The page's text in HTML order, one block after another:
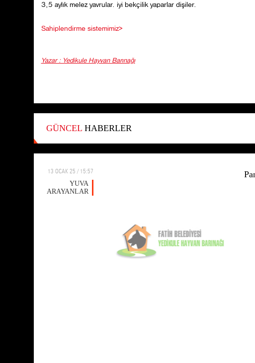
3,5 aylık melez yavrular. iyi bekçilik yaparlar dişiler.
Sahiplendirme sistemimiz>
Yazar : Yedikule Hayvan Barınağı
GÜNCELHABERLER
13 OCAK 25 / 15:57
YUVA
ARAYANLAR